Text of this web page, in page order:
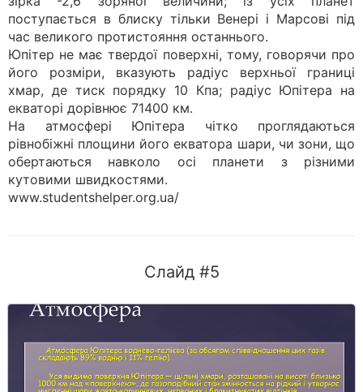
поступається в блиску тільки Венері і Марсові під
час великого протистояння останнього.
Юпітер не має твердої поверхні, тому, говорячи про
його розміри, вказують радіус верхньої границі
хмар, де тиск порядку 10 Кпа; радіус Юпітера на
екваторі дорівнює 71400 км.
На атмосфері Юпітера чітко проглядаються
рівнобіжні площини його екватора шари, чи зони, що
обертаються навколо осі планети з різними
кутовими швидкостями.
www.studentshelper.org.ua/
Слайд #5